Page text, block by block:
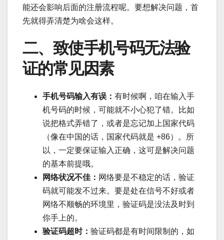
能还会影响后面的注册流程呢。要想解决问题，首
先就得弄清楚为啥会这样。
二、致使手机号码无法验
证的常见因素
手机号码输入有误： 有时候啊，咱在输入手
机号码的时候，可能就不小心犯了错。比如
说把格式弄错了，或者是忘记加上国家代码
（像在中国的话，国家代码就是 +86）。所
以，一定要保证输入正确，这可是解决问题
的基本前提哦。
网络状况不佳： 网络要是不稳定的话，验证
码就可能发不过来。要是处在信号不好或者
网络不顺畅的环境里，验证码是没法及时到
你手上的。
验证码超时： 验证码都是有时间限制的，如